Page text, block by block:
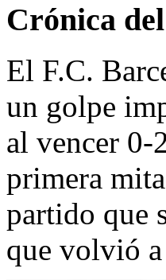
Crónica
El F.C.
un golpe
al vencer 0-
primera
partido que
que volvió